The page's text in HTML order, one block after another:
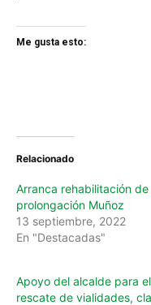
Me gusta esto:
Relacionado
Arranca rehabilitación de
prolongación Muñoz
13 septiembre, 2022
En "Destacadas"
Apoyo del alcalde para el
rescate de vialidades,